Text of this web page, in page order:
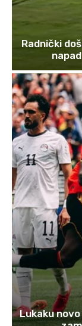
Radnički
Lukaku